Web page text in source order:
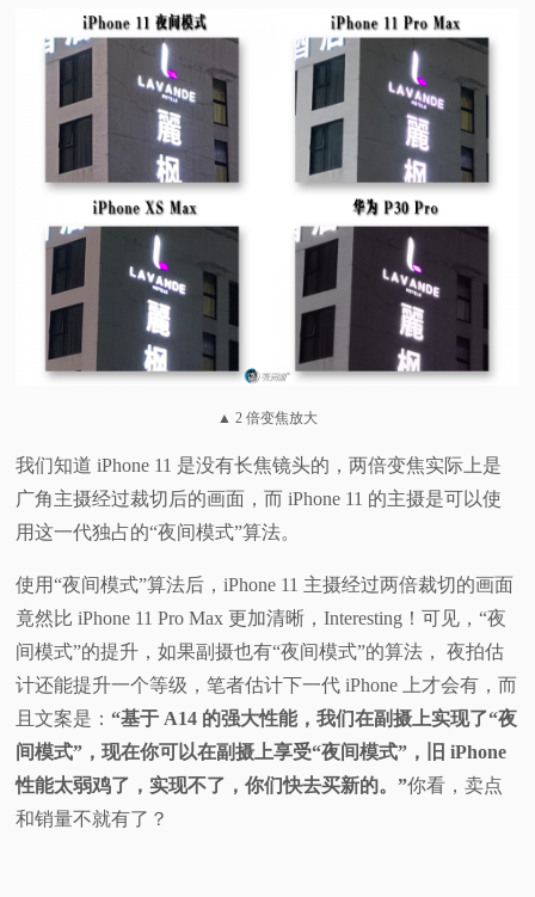
▲ 2 倍变焦放大
我们知道 iPhone 11 是没有长焦镜头的，两倍变焦实际上是
广角主摄经过裁切后的画面，而 iPhone 11 的主摄是可以使
用这一代独占的“夜间模式”算法。
使用“夜间模式”算法后，iPhone 11 主摄经过两倍裁切的画面
竟然比 iPhone 11 Pro Max 更加清晰，Interesting！可见，“夜
间模式”的提升，如果副摄也有“夜间模式”的算法， 夜拍估
计还能提升一个等级，笔者估计下一代 iPhone 上才会有，而
且文案是：“基于 A14 的强大性能，我们在副摄上实现了“夜
间模式”，现在你可以在副摄上享受“夜间模式”，旧 iPhone
性能太弱鸡了，实现不了，你们快去买新的。”你看，卖点
和销量不就有了？